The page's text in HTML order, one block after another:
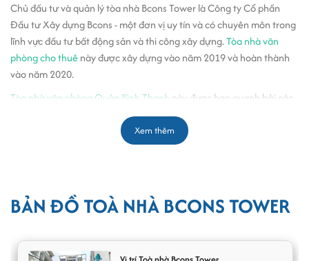
Chủ đầu tư và quản lý tòa nhà Bcons Tower là Công ty Cổ phần
Đầu tư Xây dựng Bcons - một đơn vị uy tín và có chuyên môn trong
lĩnh vực đầu tư bất động sản và thi công xây dựng.Tòa nhà văn
phòng cho thuênày được xây dựng vào năm 2019 và hoàn thành
vào năm 2020.
Tòa nhà văn phòng Quận Bình Thạnh này được bao quanh bởi các
công trình như Pearl Plaza, Landmark 81 và vô vàng các tiện ích
ngân hàng, trường học, quán ăn, cửa hàng thời trang, cửa hàng
dịch vụ. Bcons Tower Nguyễn Văn Thương nằm trong khu vực thu
===> Có thể bạn quan tâm:Thông tin phường Thạnh
Xem thêm
BẢN ĐỒ TOÀ NHÀ BCONS TOWER